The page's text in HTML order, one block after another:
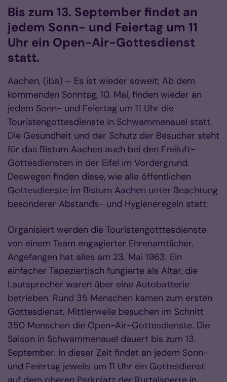
Bis zum 13. September findet an
jedem Sonn- und Feiertag um 11
Uhr ein Open-Air-Gottesdienst
statt.
Aachen, (iba) – Es ist wieder soweit: Ab dem
kommenden Sonntag, 10. Mai, finden wieder an
jedem Sonn- und Feiertag um 11 Uhr die
Touristengottesdienste in Schwammenauel statt.
Die Gesundheit und der Schutz der Besucher steht
für das Bistum Aachen auch bei den Freiluft-
Gottesdiensten in der Eifel im Vordergrund.
Deswegen finden diese, wie alle öffentlichen
Gottesdienste im Bistum Aachen unter Beachtung
besonderer Abstands- und Hygieneregeln statt:
Organisiert werden die Touristengotttesdienste
von einem Team engagierter Ehrenamtlicher.
Angefangen hat alles am 23. Mai 1963. Ein
einfacher Tapeziertisch fungierte als Altar, die
Lautsprecher waren über eine Autobatterie
betrieben. Rund 35 Menschen kamen zum ersten
Gottesdienst. Mittlerweile besuchen im Schnitt
350 Menschen die Open-Air-Gottesdienste. Die
Saison in Schwammenauel dauert bis zum 13.
September. In dieser Zeit findet an jedem Sonn-
und Feiertag jeweils um 11 Uhr ein Gottesdienst